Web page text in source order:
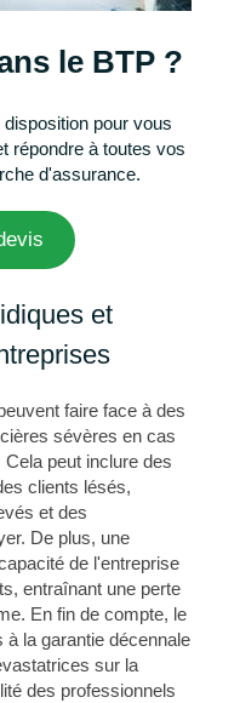
le BTP ?
pour vous
répondre à toutes vos
d'assurance.
et
faire face à des
sévères en cas
peut inclure des
clients lésés,
et des
De plus, une
de l'entreprise
entraînant une perte
En fin de compte, le
à la garantie décennale
sur la
des professionnels